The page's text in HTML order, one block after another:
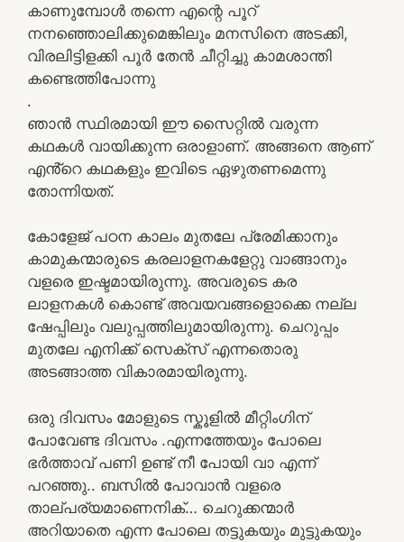
കാണുമ്പോൾ തന്നെ എന്റെ പൂറ്
നനഞ്ഞൊലിക്കുമെങ്കിലും മനസിനെ അടക്കി,
വിരലിട്ടിളക്കി പൂർ തേൻ ചീറ്റിച്ചു കാമശാന്തി
കണ്ടെത്തിപോന്നു
.
ഞാൻ സ്ഥിരമായി ഈ സൈറ്റിൽ വരുന്ന
കഥകൾ വായിക്കുന്ന ഒരാളാണ്. അങ്ങനെ ആണ്
എൻ്റെ കഥകളും ഇവിടെ ഏഴുതണമെന്നു
തോന്നിയത്.
കോളേജ് പഠന കാലം മുതലേ പ്രേമിക്കാനും
കാമുകന്മാരുടെ കരലാളനകളേറ്റു വാങ്ങാനും
വളരെ ഇഷ്ടമായിരുന്നു. അവരുടെ കര
ലാളനകൾ കൊണ്ട് അവയവങ്ങളൊക്കെ നല്ല
ഷേപ്പിലും വലുപ്പത്തിലുമായിരുന്നു. ചെറുപ്പം
മുതലേ എനിക്ക് സെക്സ് എന്നതൊരു
അടങ്ങാത്ത വികാരമായിരുന്നു.
ഒരു ദിവസം മോളുടെ സ്കൂളിൽ മീറ്റിംഗിന്
പോവേണ്ട ദിവസം .എന്നത്തേയും പോലെ
ഭർത്താവ് പണി ഉണ്ട് നീ പോയി വാ എന്ന്
പറഞ്ഞു.. ബസിൽ പോവാൻ വളരെ
താല്പര്യമാണെനിക്… ചെറുക്കന്മാർ
അറിയാതെ എന്ന പോലെ തട്ടുകയും മുട്ടുകയും